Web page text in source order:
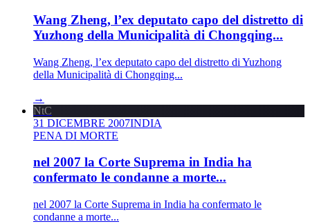
Wang Zheng, l’ex deputato capo del distretto di
Yuzhong della Municipalità di Chongqing...
Wang Zheng, l’ex deputato capo del distretto di Yuzhong
della Municipalità di Chongqing...
→
NtC
31 DICEMBRE 2007INDIA
PENA DI MORTE
nel 2007 la Corte Suprema in India ha
confermato le condanne a morte...
nel 2007 la Corte Suprema in India ha confermato le
condanne a morte...